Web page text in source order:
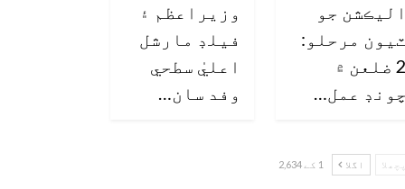
جو
مرحلو:
2 ضلعن ۾
عمل…
وزيراعظم ۽
فيلڊ مارشل
اعليٰ سطحي
وفد سان…
اگلا 1 کے 2,634